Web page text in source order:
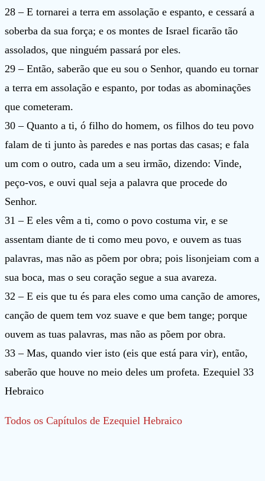
28 – E tornarei a terra em assolação e espanto, e cessará a
soberba da sua força; e os montes de Israel ficarão tão
assolados, que ninguém passará por eles.
29 – Então, saberão que eu sou o Senhor, quando eu tornar
a terra em assolação e espanto, por todas as abominações
que cometeram.
30 – Quanto a ti, ó filho do homem, os filhos do teu povo
falam de ti junto às paredes e nas portas das casas; e fala
um com o outro, cada um a seu irmão, dizendo: Vinde,
peço-vos, e ouvi qual seja a palavra que procede do
Senhor.
31 – E eles vêm a ti, como o povo costuma vir, e se
assentam diante de ti como meu povo, e ouvem as tuas
palavras, mas não as põem por obra; pois lisonjeiam com a
sua boca, mas o seu coração segue a sua avareza.
32 – E eis que tu és para eles como uma canção de amores,
canção de quem tem voz suave e que bem tange; porque
ouvem as tuas palavras, mas não as põem por obra.
33 – Mas, quando vier isto (eis que está para vir), então,
saberão que houve no meio deles um profeta. Ezequiel 33
Hebraico
Todos os Capítulos de Ezequiel Hebraico